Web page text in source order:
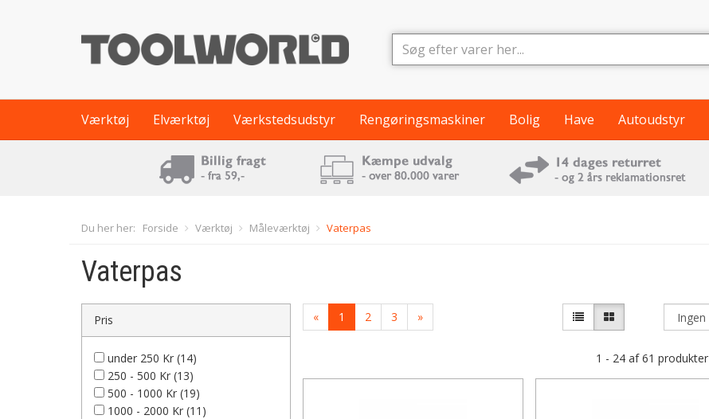
Værktøj Elværktøj Værkstedsudstyr Rengøringsmaskiner Bolig Have Autoudstyr
Du her her: Forside Værktøj Måleværktøj Vaterpas
Vaterpas
Pris
under 250 Kr (14)
250 - 500 Kr (13)
500 - 1000 Kr (19)
1000 - 2000 Kr (11)
« 1 2 3 »
1 - 24 af 61 produkter